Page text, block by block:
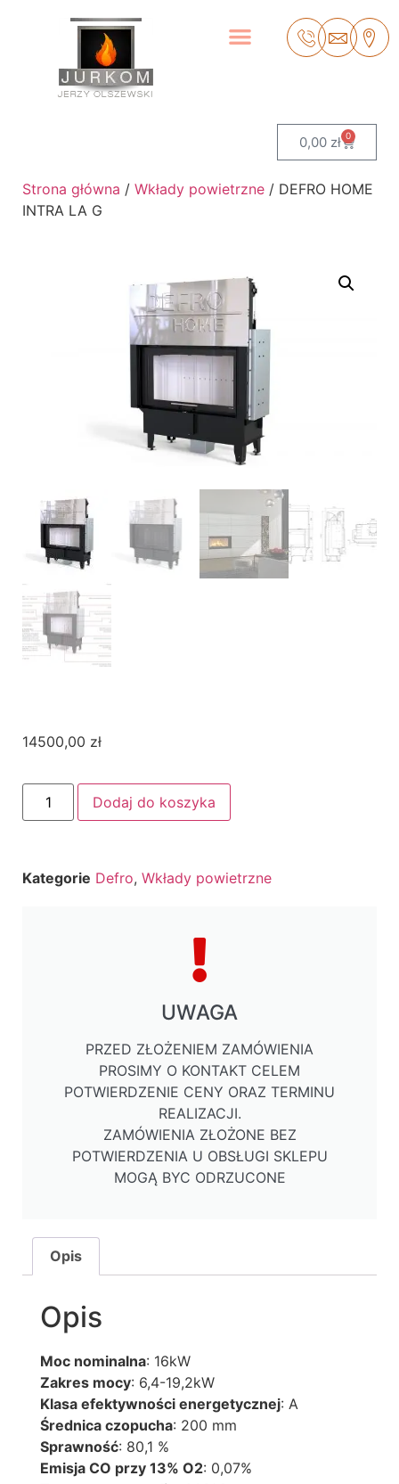
0,00 zł 0
Strona główna / Wkłady powietrzne / DEFRO HOME
INTRA LA G
14500,00 zł
Dodaj do koszyka
Kategorie Defro, Wkłady powietrzne
UWAGA
PRZED ZŁOŻENIEM ZAMÓWIENIA
PROSIMY O KONTAKT CELEM
POTWIERDZENIE CENY ORAZ TERMINU
REALIZACJI.
ZAMÓWIENIA ZŁOŻONE BEZ
POTWIERDZENIA U OBSŁUGI SKLEPU
MOGĄ BYC ODRZUCONE
Opis
Opis
Moc nominalna: 16kW
Zakres mocy: 6,4-19,2kW
Klasa efektywności energetycznej: A
Średnica czopucha: 200 mm
Sprawność: 80,1 %
Emisja CO przy 13% O2: 0,07%